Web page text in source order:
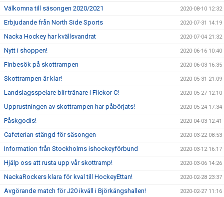
Välkomna till säsongen 2020/2021 2020-08-10 12:32
Erbjudande från North Side Sports 2020-07-31 14:19
Nacka Hockey har kvällsvandrat 2020-07-04 21:32
Nytt i shoppen! 2020-06-16 10:40
Finbesök på skottrampen 2020-06-03 16:35
Skottrampen är klar! 2020-05-31 21:09
Landslagsspelare blir tränare i Flickor C! 2020-05-27 12:10
Upprustningen av skottrampen har påbörjats! 2020-05-24 17:34
Påskgodis! 2020-04-03 12:41
Cafeterian stängd för säsongen 2020-03-22 08:53
Information från Stockholms ishockeyförbund 2020-03-12 16:17
Hjälp oss att rusta upp vår skottramp! 2020-03-06 14:26
NackaRockers klara för kval till HockeyEttan! 2020-02-28 23:37
Avgörande match för J20 ikväll i Björkängshallen! 2020-02-27 11:16